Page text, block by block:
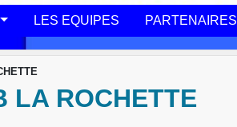
LES EQUIPES PARTENAIRES
LA ROCHETTE